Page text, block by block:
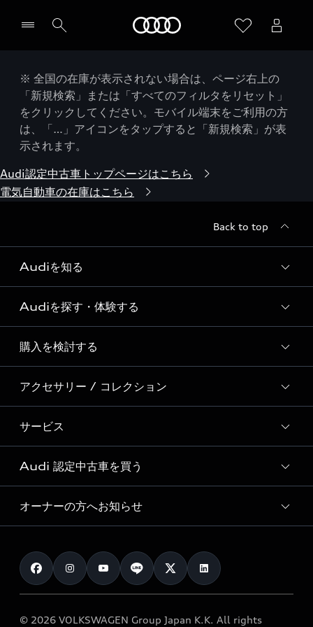
※ 全国の在庫が表示されない場合は、ページ右上の
「新規検索」または「すべてのフィルタをリセット」
をクリックしてください。モバイル端末をご利用の方
は、「…」アイコンをタップすると「新規検索」が表
示されます。
Audi認定中古車トップページはこちら
電気自動車の在庫はこちら
Back to top
Audiを知る
Audi ブランド
Story of Progress
Audi Sport
Formula 1®
デジタルサービス
Audiを探す・体験する
ディーラー検索
新車在庫検索
試乗車・展示車検索
見積り依頼
試乗予約
購入を検討する
モデル一覧
特別仕様モデル / 限定モデル
e-tronラインアップ
価格シミュレーション
車両比較
カタログ一覧
アクセサリー / コレクション
純正アクセサリー
オンラインショップ
Audi collection
アウディナビアプリ
サービス
サービス入庫予約
サービスプログラム
メンテナンス
車検 / 定期点検
e-tronアフターサポート
Audi 認定中古車を買う
Audi認定中古車
クオリティ
保証
メンテナンス
オーナーの方へお知らせ
お知らせ
オーナー様向けキャンペーン
© 2026 VOLKSWAGEN Group Japan K.K. All rights